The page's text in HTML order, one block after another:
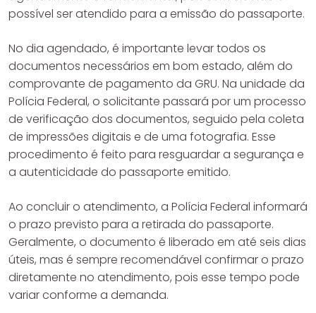
possível ser atendido para a emissão do passaporte.
No dia agendado, é importante levar todos os
documentos necessários em bom estado, além do
comprovante de pagamento da GRU. Na unidade da
Polícia Federal, o solicitante passará por um processo
de verificação dos documentos, seguido pela coleta
de impressões digitais e de uma fotografia. Esse
procedimento é feito para resguardar a segurança e
a autenticidade do passaporte emitido.
Ao concluir o atendimento, a Polícia Federal informará
o prazo previsto para a retirada do passaporte.
Geralmente, o documento é liberado em até seis dias
úteis, mas é sempre recomendável confirmar o prazo
diretamente no atendimento, pois esse tempo pode
variar conforme a demanda.